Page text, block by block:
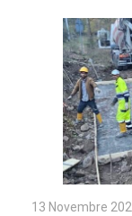
13 Novembre